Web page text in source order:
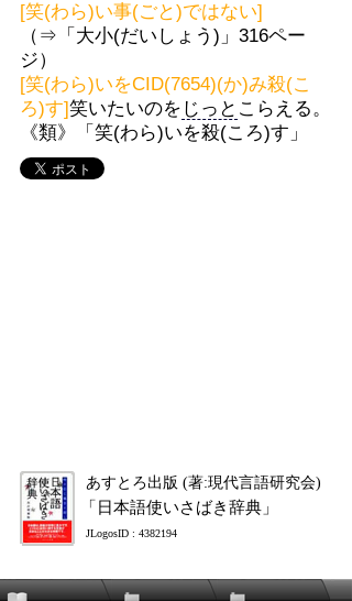
[笑(わら)い事(ごと)ではない]
（⇒「大小(だいしょう)」316ペー
ジ）
[笑(わら)いをCID(7654)(か)み殺(こ
ろ)す]笑いたいのを じっと こらえる。
《類》「笑(わら)いを殺(ころ)す」
あすとろ出版 (著:現代言語研究会)
「日本語使いさばき辞典」
JLogosID : 4382194